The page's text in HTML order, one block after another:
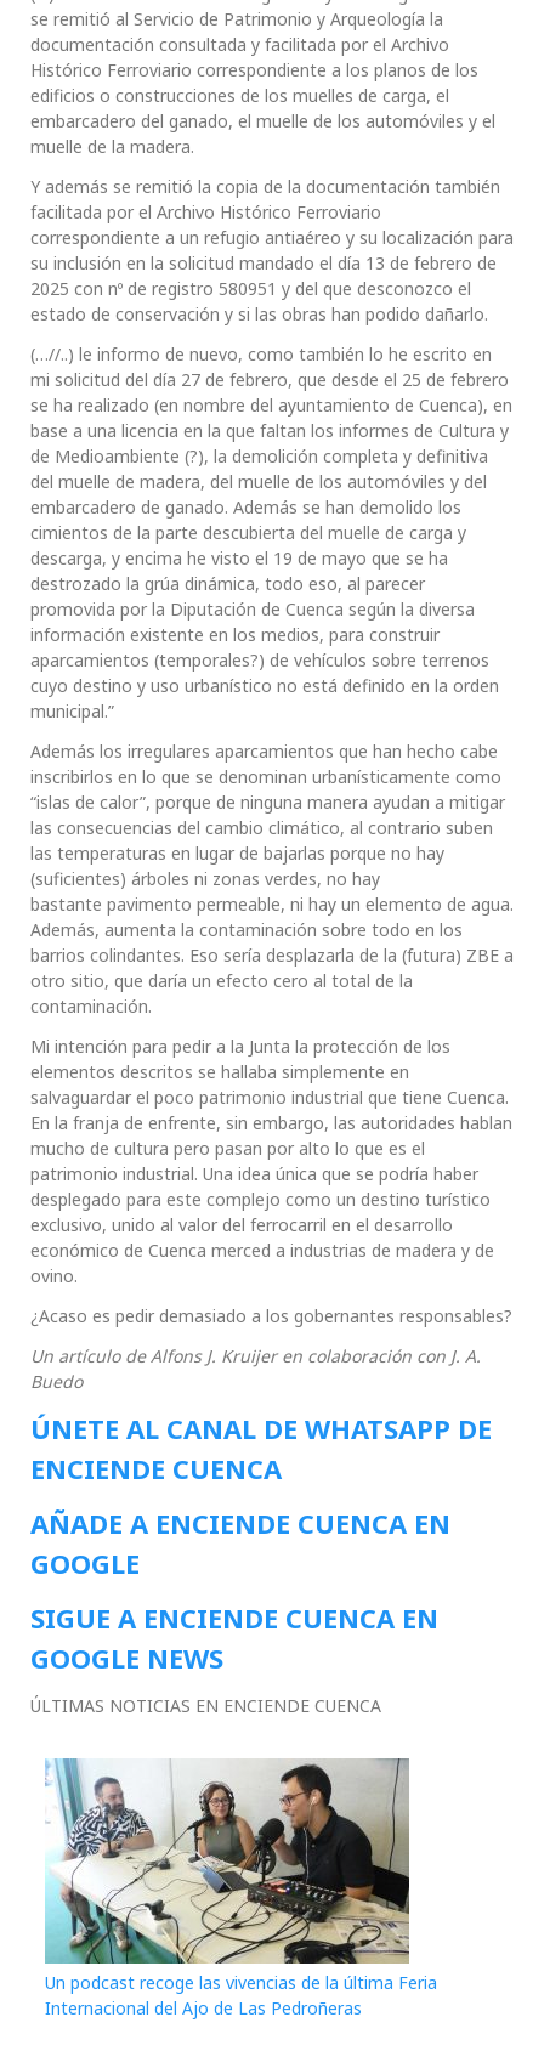
se remitió al Servicio de Patrimonio y Arqueología la
documentación consultada y facilitada por el Archivo
Histórico Ferroviario correspondiente a los planos de los
edificios o construcciones de los muelles de carga, el
embarcadero del ganado, el muelle de los automóviles y el
muelle de la madera.
Y además se remitió la copia de la documentación también
facilitada por el Archivo Histórico Ferroviario
correspondiente a un refugio antiaéreo y su localización para
su inclusión en la solicitud mandado el día 13 de febrero de
2025 con nº de registro 580951 y del que desconozco el
estado de conservación y si las obras han podido dañarlo.
(…//..) le informo de nuevo, como también lo he escrito en
mi solicitud del día 27 de febrero, que desde el 25 de febrero
se ha realizado (en nombre del ayuntamiento de Cuenca), en
base a una licencia en la que faltan los informes de Cultura y
de Medioambiente (?), la demolición completa y definitiva
del muelle de madera, del muelle de los automóviles y del
embarcadero de ganado. Además se han demolido los
cimientos de la parte descubierta del muelle de carga y
descarga, y encima he visto el 19 de mayo que se ha
destrozado la grúa dinámica, todo eso, al parecer
promovida por la Diputación de Cuenca según la diversa
información existente en los medios, para construir
aparcamientos (temporales?) de vehículos sobre terrenos
cuyo destino y uso urbanístico no está definido en la orden
municipal.”
Además los irregulares aparcamientos que han hecho cabe
inscribirlos en lo que se denominan urbanísticamente como
“islas de calor”, porque de ninguna manera ayudan a mitigar
las consecuencias del cambio climático, al contrario suben
las temperaturas en lugar de bajarlas porque no hay
(suficientes) árboles ni zonas verdes, no hay
bastante pavimento permeable, ni hay un elemento de agua.
Además, aumenta la contaminación sobre todo en los
barrios colindantes. Eso sería desplazarla de la (futura) ZBE a
otro sitio, que daría un efecto cero al total de la
contaminación.
Mi intención para pedir a la Junta la protección de los
elementos descritos se hallaba simplemente en
salvaguardar el poco patrimonio industrial que tiene Cuenca.
En la franja de enfrente, sin embargo, las autoridades hablan
mucho de cultura pero pasan por alto lo que es el
patrimonio industrial. Una idea única que se podría haber
desplegado para este complejo como un destino turístico
exclusivo, unido al valor del ferrocarril en el desarrollo
económico de Cuenca merced a industrias de madera y de
ovino.
¿Acaso es pedir demasiado a los gobernantes responsables?
Un artículo de Alfons J. Kruijer en colaboración con J. A.
Buedo
ÚNETE AL CANAL DE WHATSAPP DE
ENCIENDE CUENCA
AÑADE A ENCIENDE CUENCA EN
GOOGLE
SIGUE A ENCIENDE CUENCA EN
GOOGLE NEWS
ÚLTIMAS NOTICIAS EN ENCIENDE CUENCA
Un podcast recoge las vivencias de la última Feria
Internacional del Ajo de Las Pedroñeras